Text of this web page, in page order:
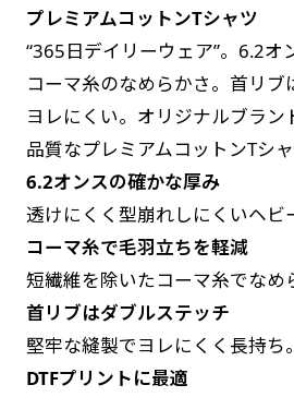
プレミアムコットンTシャツ
“365日デイリーウェア”。6.2オ
コーマ糸のなめらかさ。首リブ
ヨレにくい。オリジナルブラン
品質なプレミアムコットンTシャ
6.2オンスの確かな厚み
透けにくく型崩れしにくいヘビ
コーマ糸で毛羽立ちを軽減
短繊維を除いたコーマ糸でなめ
首リブはダブルステッチ
堅牢な縫製でヨレにくく長持ち。
DTFプリントに最適
す。かわいいい＆おしゃれなの
ットでついてます。
ジャンボ
遠くからでも視認しやすいジャ
駐車場などのスペースに余裕が
に宣伝できます。
4mまたは5mのポールが必要で
す。かわいいい＆おしゃれなの
ットでついてます。
ジャンボ
遠くからでも視認しやすいジャ
駐車場などのスペースに余裕が
に宣伝できます。
4mまたは5mのポールが必要で